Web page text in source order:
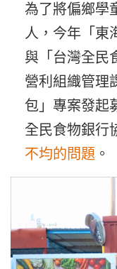
為了將偏鄉學
人，今年「東
與「台灣全民
營利組織管理
包」專案發起
全民食物銀行
不均的問題 。